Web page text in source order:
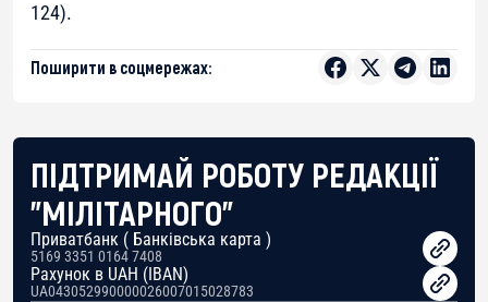
124).
Поширити в соцмережах:
ПІДТРИМАЙ РОБОТУ РЕДАКЦІЇ
"МІЛІТАРНОГО"
Приватбанк ( Банківська карта )
5169 3351 0164 7408
Рахунок в UAH (IBAN)
UA043052990000026007015028783